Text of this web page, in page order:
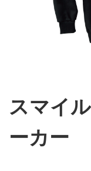
スマイ
ーカー